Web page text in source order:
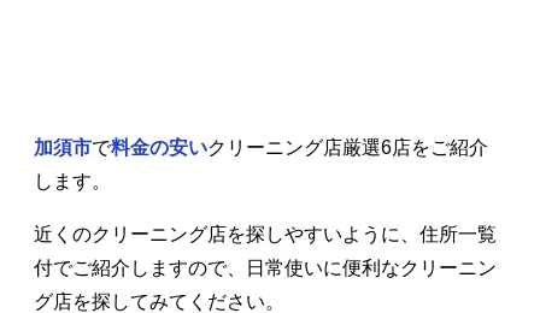
加須市で料金の安いクリーニング店厳選6店をご紹介
します。
近くのクリーニング店を探しやすいように、住所一覧
付でご紹介しますので、日常使いに便利なクリーニン
グ店を探してみてください。